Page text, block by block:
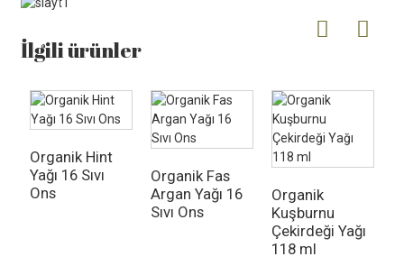
İlgili ürünler
Organik Hint
Yağı 16 Sıvı
Ons
Organik Fas
Argan Yağı 16
Sıvı Ons
Organik
Kuşburnu
Çekirdeği Yağı
118 ml